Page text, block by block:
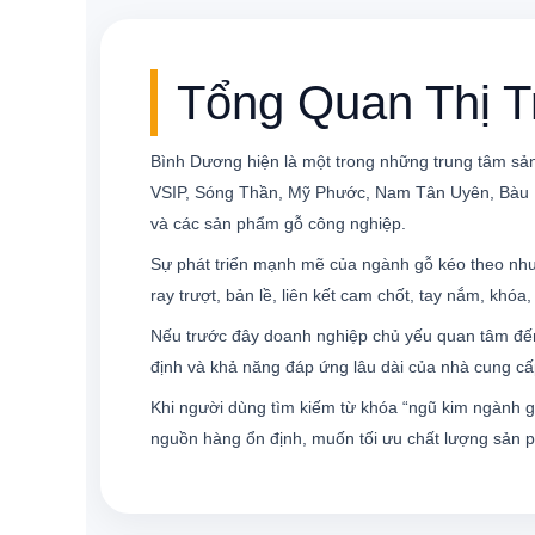
Tổng Quan Thị
Bình Dương hiện là một trong những trung tâm
VSIP, Sóng Thần, Mỹ Phước, Nam Tân Uyên,
và các sản phẩm gỗ công nghiệp.
Sự phát triển mạnh mẽ của ngành gỗ kéo theo
ray trượt, bản lề, liên kết cam chốt, tay nắm,
Nếu trước đây doanh nghiệp chủ yếu quan tâm
định và khả năng đáp ứng lâu dài của nhà cung
Khi người dùng tìm kiếm từ khóa “ngũ kim ngành
nguồn hàng ổn định, muốn tối ưu chất lượng sản